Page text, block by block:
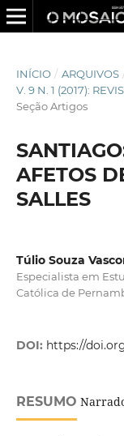
INÍCIO / ARQUIVOS
V. 9 N. 1 (2017):
Seção Artigos
AFETOS
SALLES
Túlio Souza
Especialista em
Católica de
DOI: https://doi.org/
RESUMO